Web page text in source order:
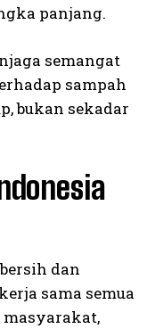
panjang.
semangat
sampah
bukan sekadar
dan
sama semua